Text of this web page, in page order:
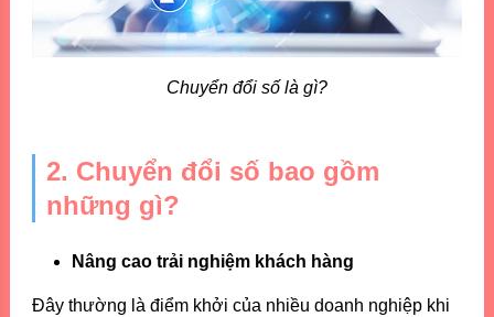
Chuyển đổi số là gì?
2. Chuyển đổi số bao gồm
những gì?
Nâng cao trải nghiệm khách hàng
Đây thường là điểm khởi của nhiều doanh nghiệp khi